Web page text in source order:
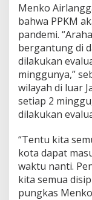
Menko
bahwa PPKM
pandemi.
bergantung di
dilakukan
minggunya,”
wilayah di luar
setiap 2
dilakukan
“Tentu kita
kota dapat
waktu nanti.
kita semua
pungkas